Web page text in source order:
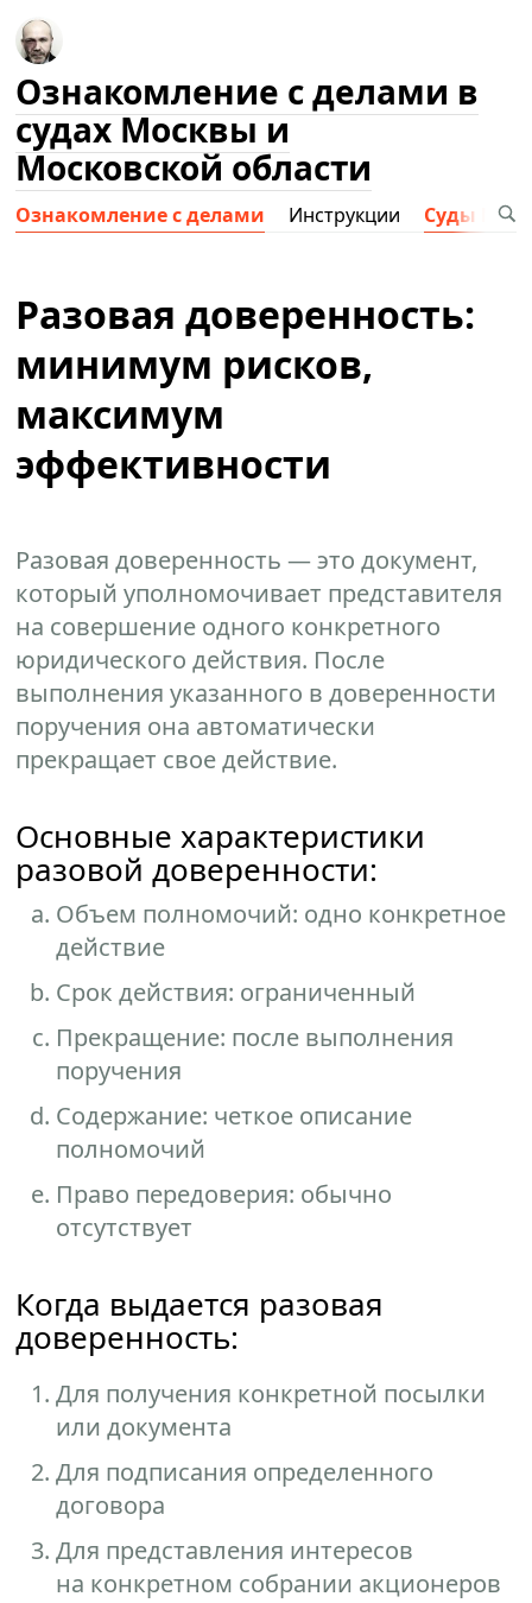
Ознакомление с делами в
судах Москвы и
Московской области
Ознакомление с делами Инструкции Суды
Разовая доверенность:
минимум рисков,
максимум
эффективности
Разовая доверенность — это документ,
который уполномочивает представителя
на совершение одного конкретного
юридического действия. После
выполнения указанного в доверенности
поручения она автоматически
прекращает свое действие.
Основные характеристики
разовой доверенности:
Объем полномочий: одно конкретное
действие
Срок действия: ограниченный
Прекращение: после выполнения
поручения
Содержание: четкое описание
полномочий
Право передоверия: обычно
отсутствует
Когда выдается разовая
доверенность:
Для получения конкретной посылки
или документа
Для подписания определенного
договора
Для представления интересов
на конкретном собрании акционеров